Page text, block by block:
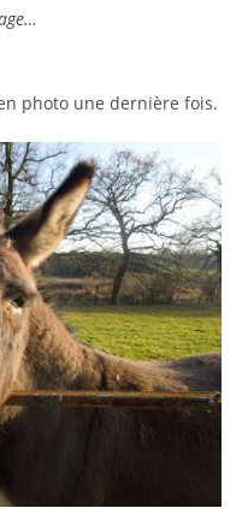
photo une dernière fois.